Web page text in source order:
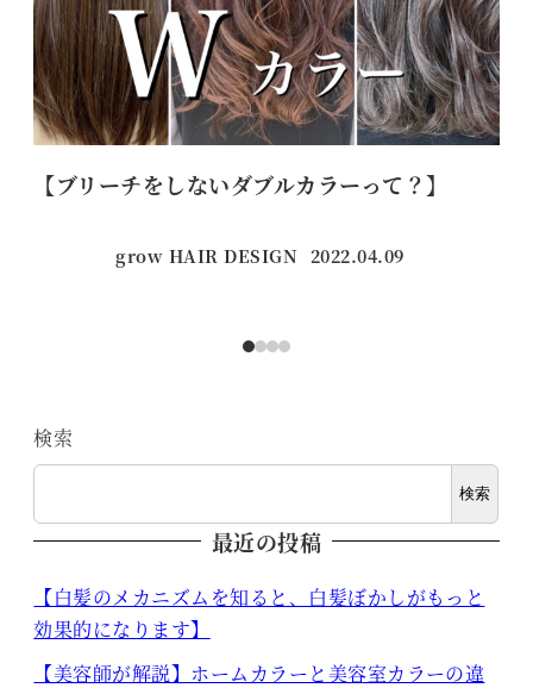
【ブリーチをしないダブルカラーって？】
grow HAIR DESIGN 投稿日
2022.04.09
検索
検索
最近の投稿
【白髪のメカニズムを知ると、白髪ぼかしがもっと
効果的になります】
【美容師が解説】ホームカラーと美容室カラーの違